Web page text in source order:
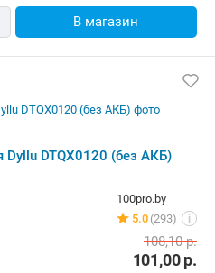
В магазин
DTQX0120 (без АКБ)
100pro.by
5.0 (293) i
101,00р.
108,10р.